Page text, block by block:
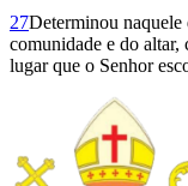
27Determinou naquele
comunidade e do altar,
lugar que o Senhor